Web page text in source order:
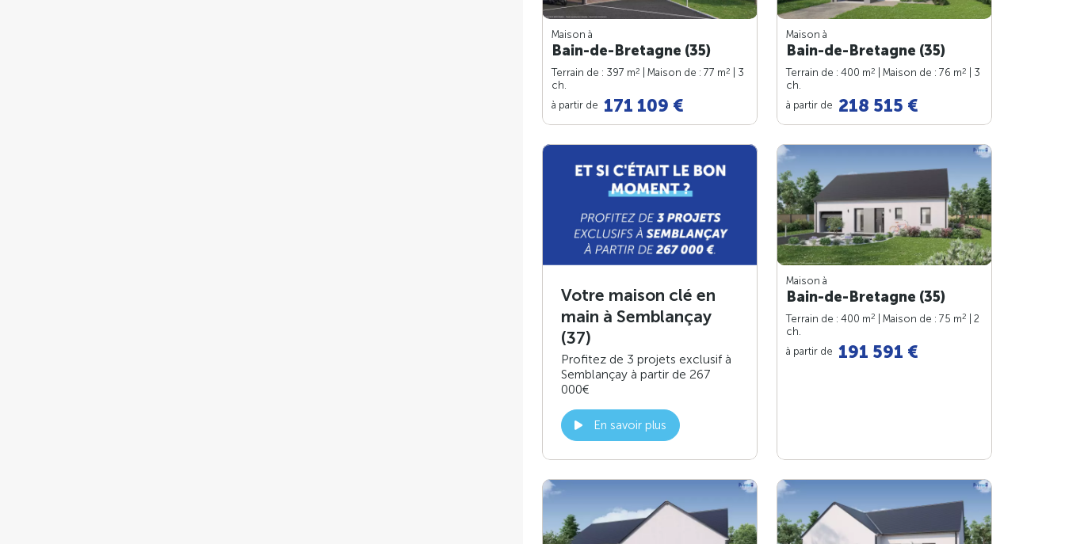
Maison à
Bain-de-Bretagne (35)
Terrain de : 397 m2 | Maison de : 77 m2
| 3
ch.
à partir de 171 109 €
Maison à
Bain-de-Bretagne (35)
Terrain de : 400 m2 | Maison de : 76 m2
| 3
ch.
à partir de 218 515 €
Votre maison clé en
main à Semblançay
(37)
Profitez de 3 projets exclusif à
Semblançay à partir de 267
000€
En savoir plus
Maison à
Bain-de-Bretagne (35)
Terrain de : 400 m2 | Maison de : 75 m2
| 2
ch.
à partir de 191 591 €